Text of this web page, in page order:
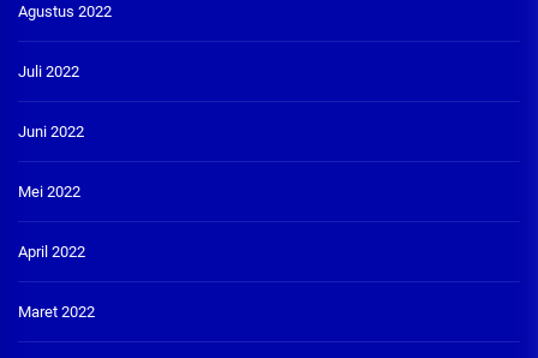
Agustus 2022
Juli 2022
Juni 2022
Mei 2022
April 2022
Maret 2022